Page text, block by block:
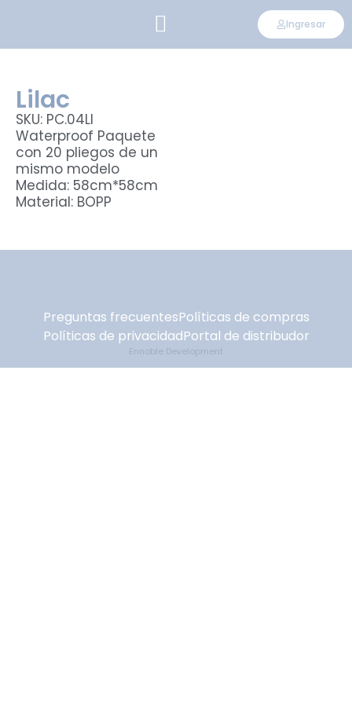
Ingresar
Lilac
SKU: PC.04LI
Waterproof Paquete
con 20 pliegos de un
mismo modelo
Medida: 58cm*58cm
Material: BOPP
Preguntas frecuentesPolíticas de compras
Políticas de privacidadPortal de distribudor
Ennoble Development